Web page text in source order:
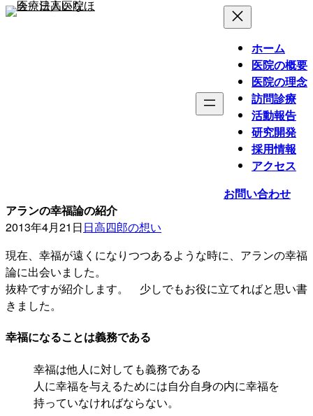
内
ホーム
医院の概要
医院の理念
訪問診療
活動報告
研究開発
採用情報
アクセス
お問い合わせ
アランの幸福論の紹介
2013年4月21日日高四郎の想い
現在、幸福が遠くになりつつあるような時に、アランの幸福
論に出会いました。
抜粋ですが紹介します。 少しでもお役に立てればと思い書
きました。
幸福になることは義務である
幸福は他人に対しても義務である
人に幸福を与えるためには自分自身の内に幸福を
持っていなければならない。